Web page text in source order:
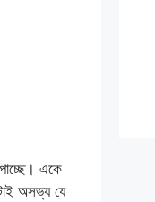
একে
অসভ্য যে